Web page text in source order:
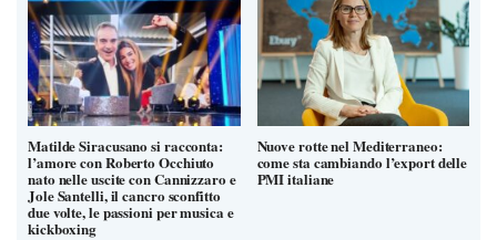
Matilde Siracusano si racconta:
l’amore con Roberto Occhiuto
nato nelle uscite con Cannizzaro e
Jole Santelli, il cancro sconfitto
due volte, le passioni per musica e
kickboxing
Nuove rotte nel Mediterraneo:
come sta cambiando l’export delle
PMI italiane